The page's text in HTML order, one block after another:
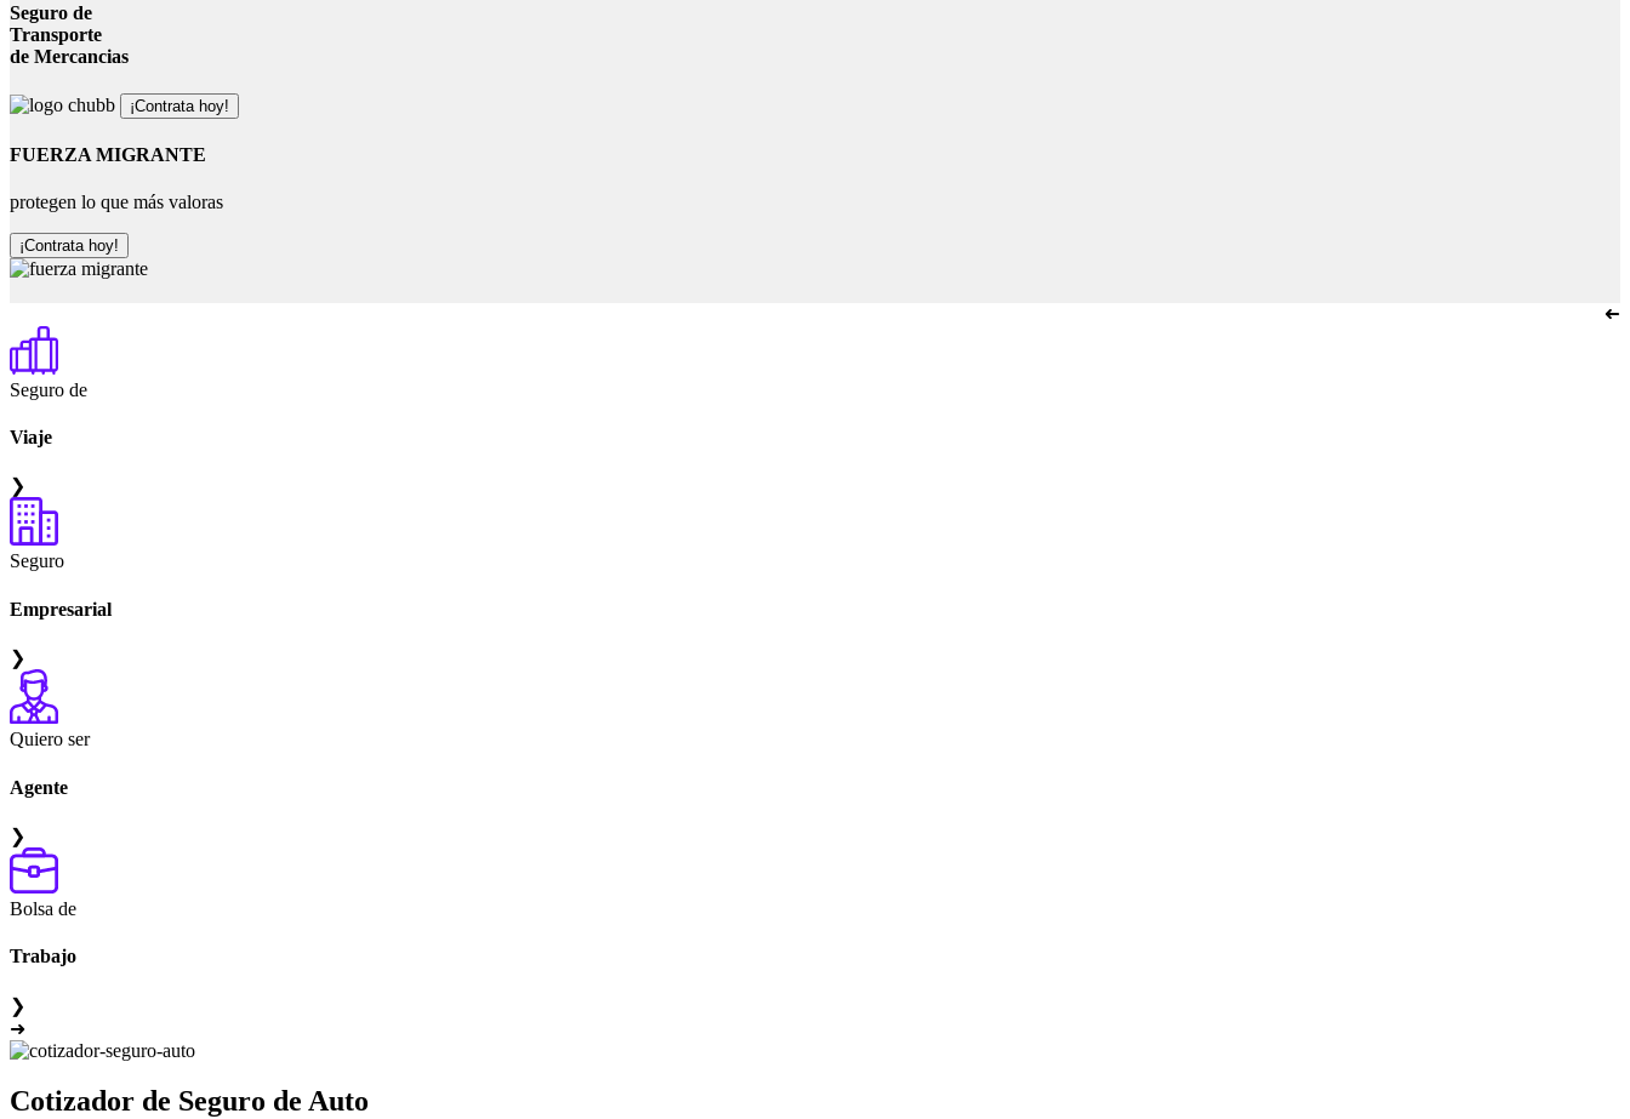
Seguro de
Transporte
de Mercancias
¡Contrata hoy!
FUERZA MIGRANTE
protegen lo que más valoras
¡Contrata hoy!
➜
Seguro de
Viaje
❯
Seguro
Empresarial
❯
Quiero ser
Agente
❯
Bolsa de
Trabajo
❯
➜
Cotizador de Seguro de Auto